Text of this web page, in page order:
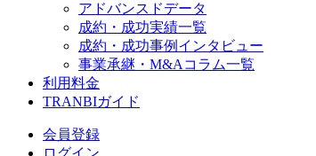
アドバンスドデータ
成約・成功実績一覧
成約・成功事例インタビュー
事業承継・M&Aコラム一覧
利用料金
TRANBIガイド
会員登録
ログイン